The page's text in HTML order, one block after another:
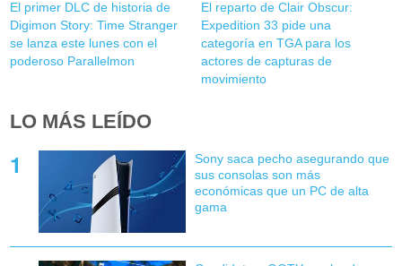
El primer DLC de historia de
Digimon Story: Time Stranger
se lanza este lunes con el
poderoso Parallelmon
El reparto de Clair Obscur:
Expedition 33 pide una
categoría en TGA para los
actores de capturas de
movimiento
LO MÁS LEÍDO
Sony saca pecho asegurando que
sus consolas son más
económicas que un PC de alta
gama